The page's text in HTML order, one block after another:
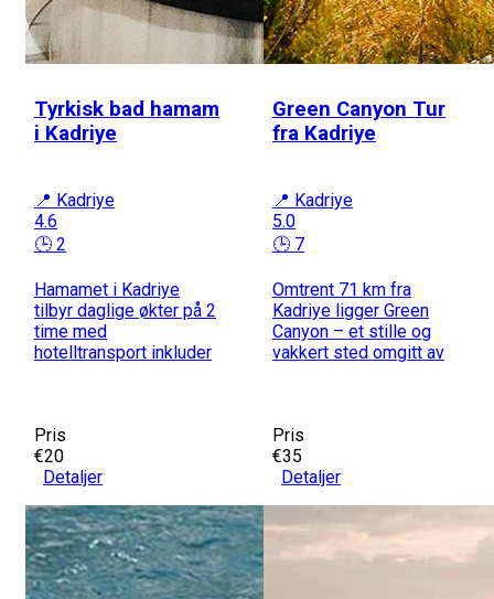
Tyrkisk bad hamam
i Kadriye
📍 Kadriye
4.6
🕒 2
Hamamet i Kadriye
tilbyr daglige økter på 2
time med
hotelltransport inkluder
Pris
€20
Detaljer
Green Canyon Tur
fra Kadriye
📍 Kadriye
5.0
🕒 7
Omtrent 71 km fra
Kadriye ligger Green
Canyon – et stille og
vakkert sted omgitt av
Pris
€35
Detaljer